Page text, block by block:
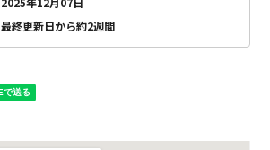
最終更新日から約2週間